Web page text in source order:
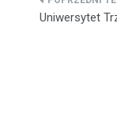
Uniwersytet